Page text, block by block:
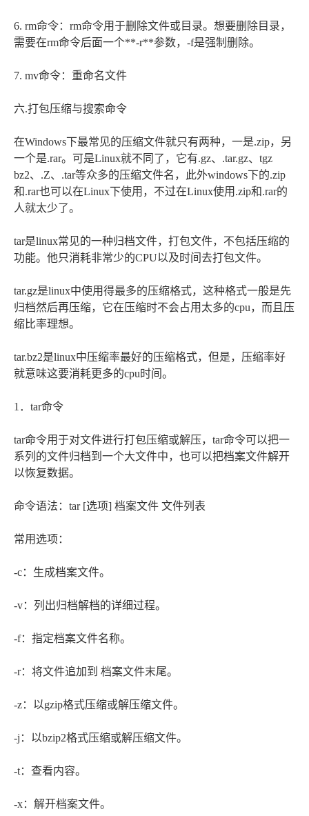
6. rm命令：rm命令用于删除文件或目录。想要删除目录，
需要在rm命令后面一个**-r**参数，-f是强制删除。
7. mv命令：重命名文件
六.打包压缩与搜索命令
在Windows下最常见的压缩文件就只有两种，一是.zip，另
一个是.rar。可是Linux就不同了，它有.gz、.tar.gz、tgz
bz2、.Z、.tar等众多的压缩文件名，此外windows下的.zip
和.rar也可以在Linux下使用，不过在Linux使用.zip和.rar的
人就太少了。
tar是linux常见的一种归档文件，打包文件，不包括压缩的
功能。他只消耗非常少的CPU以及时间去打包文件。
tar.gz是linux中使用得最多的压缩格式，这种格式一般是先
归档然后再压缩，它在压缩时不会占用太多的cpu，而且压
缩比率理想。
tar.bz2是linux中压缩率最好的压缩格式，但是，压缩率好
就意味这要消耗更多的cpu时间。
1．tar命令
tar命令用于对文件进行打包压缩或解压，tar命令可以把一
系列的文件归档到一个大文件中，也可以把档案文件解开
以恢复数据。
命令语法：tar [选项] 档案文件 文件列表
常用选项：
-c：生成档案文件。
-v：列出归档解档的详细过程。
-f：指定档案文件名称。
-r：将文件追加到 档案文件末尾。
-z：以gzip格式压缩或解压缩文件。
-j：以bzip2格式压缩或解压缩文件。
-t：查看内容。
-x：解开档案文件。